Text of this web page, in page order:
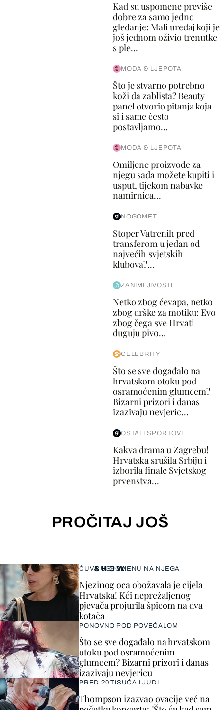
Kad su uspomene previše
dobre za samo jedno
gledanje: Mali uređaj koji je
još jednom oživio trenutke
s ple...
MODA & LJEPOTA
Što je stvarno potrebno
koži da zablista? Beauty
panel otvorio pitanja koja
si i same često
postavljamo...
MODA & LJEPOTA
Omiljene proizvode za
njegu sada možete kupiti i
usput, tijekom nabavke
namirnica...
NOGOMET
Stoper Vatrenih pred
transferom u jedan od
najvećih svjetskih
klubova?...
ZANIMLJIVOSTI
Netko zbog ćevapa, netko
zbog drške za motiku: Evo
zbog čega sve Hrvati
duguju pivo...
CELEBRITY
Što se sve događalo na
hrvatskom otoku pod
osramoćenim glumcem?
Bizarni prizori i danas
izazivaju nevjeric...
OSTALI SPORTOVI
Kakva drama u Zagrebu!
Hrvatska srušila Srbiju i
izborila finale Svjetskog
prvenstva...
PROČITAJ JOŠ
SHOW
ČUVA USPOMENU NA NJEGA
Njezinog oca obožavala je cijela
Hrvatska! Kći neprežaljenog
pjevača projurila špicom na dva
kotača
PONOVNO POD POVEĆALOM
Što se sve događalo na hrvatskom
otoku pod osramoćenim
glumcem? Bizarni prizori i danas
izazivaju nevjericu
PRED 20 TISUĆA LJUDI
Thompson izazvao ovacije već na